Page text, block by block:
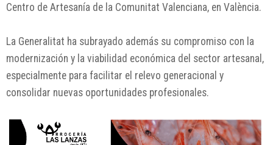
Centro de Artesanía de la Comunitat Valenciana, en València.
La Generalitat ha subrayado además su compromiso con la
modernización y la viabilidad económica del sector artesanal,
especialmente para facilitar el relevo generacional y
consolidar nuevas oportunidades profesionales.